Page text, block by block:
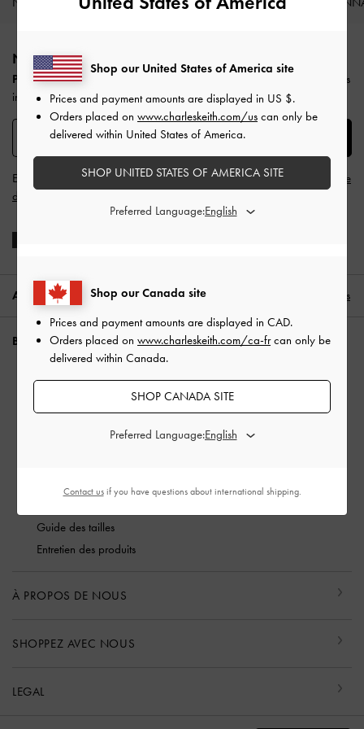
NE MANQUEZ RIEN DE CHARLES & KEITH​​
Profitez de 10 % de réduction
sur votre première commande en vous
inscrivant à notre newsletter.
En vous inscrivant, vous acceptezles conditions générales
la politique
de confidentialité
ADRESSE: Canada (FR), Français
BESOIN D'AIDE?
Contactez-nous
Vigilance escroqueries
Guide des tailles
Entretien des produits
À PROPOS DE NOUS
SHOPPEZ AVEC NOUS
LEGAL
Shop our Canada site
Prices and payment amounts are displayed in CAD.
Orders placed on www.charleskeith.com/ca-frcan only be
delivered within Canada.
SHOP CANADA SITE
Preferred Language:
Shop our United States of America site
Prices and payment amounts are displayed in US $.
Orders placed on www.charleskeith.com/us can only be
delivered within United States of America.
SHOP UNITED STATES OF AMERICA SITE
Preferred Language:
Contact usif you have questions about international shipping.